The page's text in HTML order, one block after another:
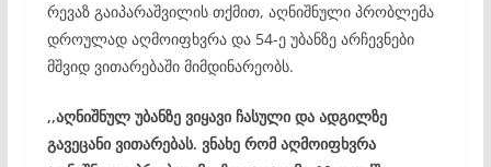
რევაზ გაიპარაშვილის თქმით, აღნიშნული პრობლემა
დროულად აღმოიფხვრა და 54-ე უბანზე არჩევნები
მშვიდ ვითარებაში მიმდინარეობს.
,,აღნიშნულ უბანზე ვიყავი ჩასული და ადგილზე
გავეცანი ვითარებას. ვნახე რომ აღმოიფხვრა